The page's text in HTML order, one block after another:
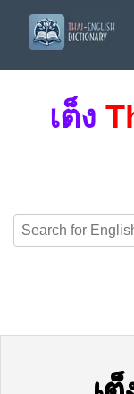
เต็ง